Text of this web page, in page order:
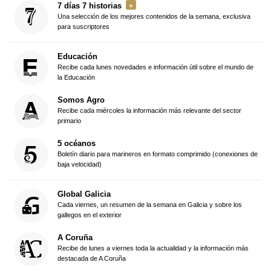
7 días 7 historias
Una selección de los mejores contenidos de la semana, exclusiva
para suscriptores
Educación
Recibe cada lunes novedades e información útil sobre el mundo de
la Educación
Somos Agro
Recibe cada miércoles la información más relevante del sector
primario
5 océanos
Boletín diario para marineros en formato comprimido (conexiones de
baja velocidad)
Global Galicia
Cada viernes, un resumen de la semana en Galicia y sobre los
gallegos en el exterior
A Coruña
Recibe de lunes a viernes toda la actualidad y la información más
destacada de A Coruña